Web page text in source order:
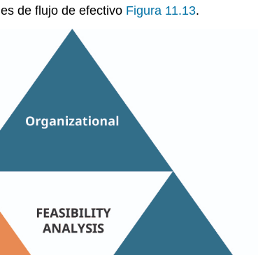
de flujo de efectivo Figura 11.13.